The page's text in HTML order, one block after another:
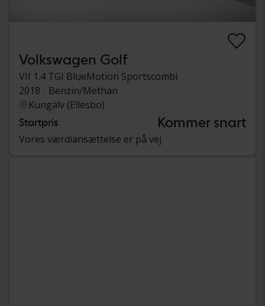
Volkswagen Golf
VII 1.4 TGI BlueMotion Sportscombi
2018
Benzin/Methan
Kungälv (Ellesbo)
Startpris Kommer snart
Vores værdiansættelse er på vej